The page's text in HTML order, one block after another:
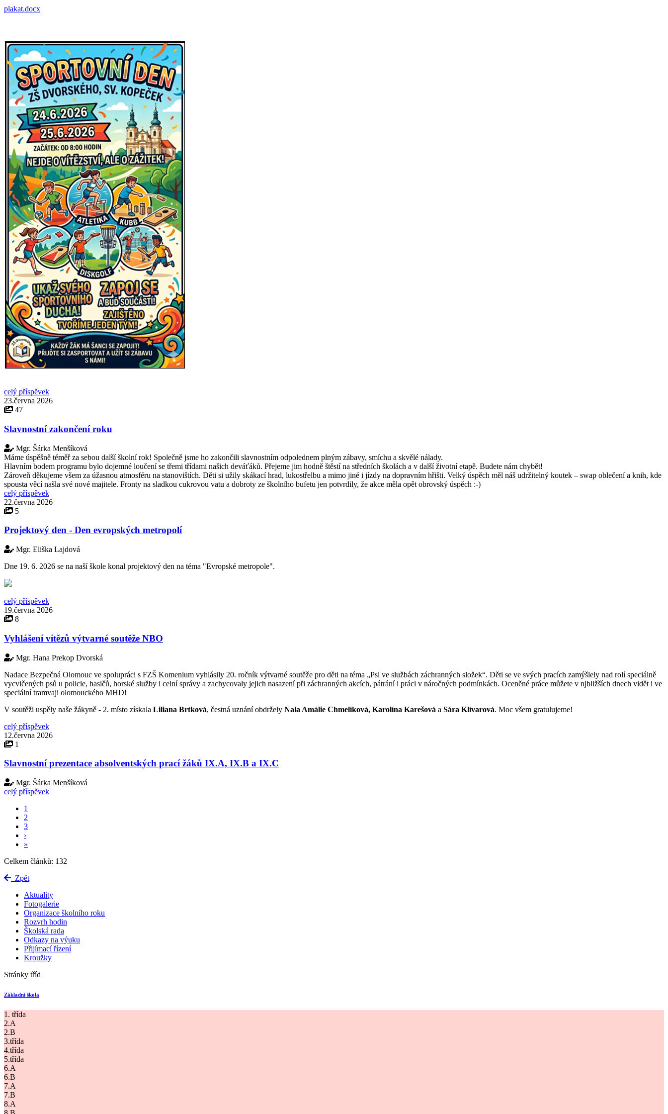
plakat.docx
celý příspěvek
23.června 2026
47
Slavnostní zakončení roku
Mgr. Šárka Menšíková
Máme úspěšně téměř za sebou další školní rok! Společně jsme ho zakončili slavnostním odpolednem plným zábavy, smíchu a skvělé nálady.
Hlavním bodem programu bylo dojemné loučení se třemi třídami našich deváťáků. Přejeme jim hodně štěstí na středních školách a v další životní etapě. Budete nám chybět!
Zároveň děkujeme všem za úžasnou atmosféru na stanovištích. Děti si užily skákací hrad, lukostřelbu a mimo jiné i jízdy na dopravním hřišti. Velký úspěch měl náš udržitelný koutek – swap oblečení a knih, kde
spousta věcí našla své nové majitele. Fronty na sladkou cukrovou vatu a dobroty ze školního bufetu jen potvrdily, že akce měla opět obrovský úspěch :-)
celý příspěvek
22.června 2026
5
Projektový den - Den evropských metropolí
Mgr. Eliška Lajdová
Dne 19. 6. 2026 se na naší škole konal projektový den na téma "Evropské metropole".
celý příspěvek
19.června 2026
8
Vyhlášení vítězů výtvarné soutěže NBO
Mgr. Hana Prekop Dvorská
Nadace Bezpečná Olomouc ve spolupráci s FZŠ Komenium vyhlásily 20. ročník výtvarné soutěže pro děti na téma „Psi ve službách záchranných složek“. Děti se ve svých pracích zamýšlely nad rolí speciálně
vycvičených psů u policie, hasičů, horské služby i celní správy a zachycovaly jejich nasazení při záchranných akcích, pátrání i práci v náročných podmínkách. Oceněné práce můžete v njbližších dnech vidět i ve
speciální tramvaji olomouckého MHD!
V soutěži uspěly naše žákyně - 2. místo získala Liliana Brtková, čestná uznání obdržely Nala Amálie Chmelíková, Karolína Karešová a Sára Klívarová. Moc všem gratulujeme!
celý příspěvek
12.června 2026
1
Slavnostní prezentace absolventských prací žáků IX.A, IX.B a IX.C
Mgr. Šárka Menšíková
celý příspěvek
1
2
3
›
»
Celkem článků: 132
Zpět
Aktuality
Fotogalerie
Organizace školního roku
Rozvrh hodin
Školská rada
Odkazy na výuku
Přijímací řízení
Kroužky
Stránky tříd
Základní škola
1. třída
2.A
2.B
3.třída
4.třída
5.třída
6.A
6.B
7.A
7.B
8.A